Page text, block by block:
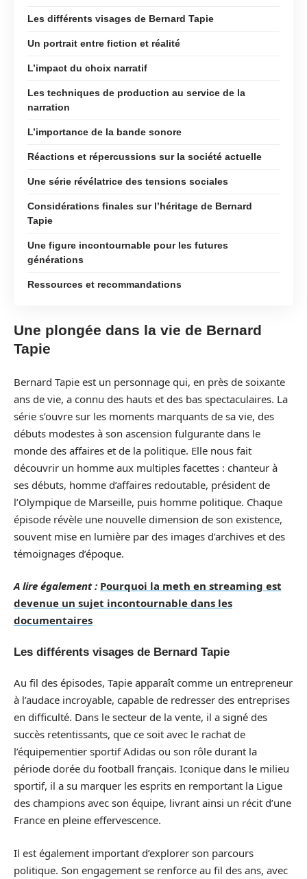
Les différents visages de Bernard Tapie
Un portrait entre fiction et réalité
L’impact du choix narratif
Les techniques de production au service de la
narration
L’importance de la bande sonore
Réactions et répercussions sur la société actuelle
Une série révélatrice des tensions sociales
Considérations finales sur l’héritage de Bernard
Tapie
Une figure incontournable pour les futures
générations
Ressources et recommandations
Une plongée dans la vie de Bernard
Tapie
Bernard Tapie est un personnage qui, en près de soixante
ans de vie, a connu des hauts et des bas spectaculaires. La
série s’ouvre sur les moments marquants de sa vie, des
débuts modestes à son ascension fulgurante dans le
monde des affaires et de la politique. Elle nous fait
découvrir un homme aux multiples facettes : chanteur à
ses débuts, homme d’affaires redoutable, président de
l’Olympique de Marseille, puis homme politique. Chaque
épisode révèle une nouvelle dimension de son existence,
souvent mise en lumière par des images d’archives et des
témoignages d’époque.
A lire également : Pourquoi la meth en streaming est
devenue un sujet incontournable dans les
documentaires
Les différents visages de Bernard Tapie
Au fil des épisodes, Tapie apparaît comme un entrepreneur
à l’audace incroyable, capable de redresser des entreprises
en difficulté. Dans le secteur de la vente, il a signé des
succès retentissants, que ce soit avec le rachat de
l’équipementier sportif Adidas ou son rôle durant la
période dorée du football français. Iconique dans le milieu
sportif, il a su marquer les esprits en remportant la Ligue
des champions avec son équipe, livrant ainsi un récit d’une
France en pleine effervescence.
Il est également important d’explorer son parcours
politique. Son engagement se renforce au fil des ans, avec